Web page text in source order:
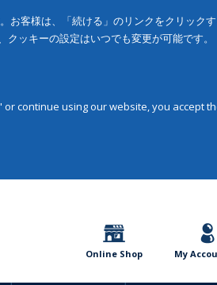
客様は、「続ける」のリンクをクリック
ッキーの設定はいつでも変更が可能です。
continue using our website, you accept
Online Shop My